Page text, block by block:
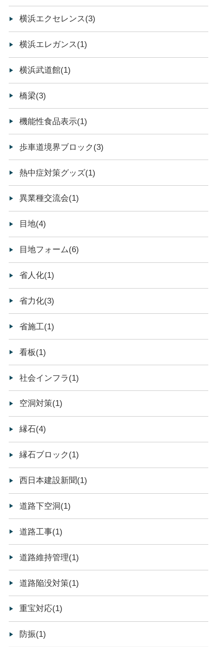
横浜エクセレンス(3)
横浜エレガンス(1)
横浜武道館(1)
橋梁(3)
機能性食品表示(1)
歩車道境界ブロック(3)
熱中症対策グッズ(1)
異業種交流会(1)
目地(4)
目地フォーム(6)
省人化(1)
省力化(3)
省施工(1)
看板(1)
社会インフラ(1)
空洞対策(1)
縁石(4)
縁石ブロック(1)
西日本建設新聞(1)
道路下空洞(1)
道路工事(1)
道路維持管理(1)
道路陥没対策(1)
重宝対応(1)
防振(1)